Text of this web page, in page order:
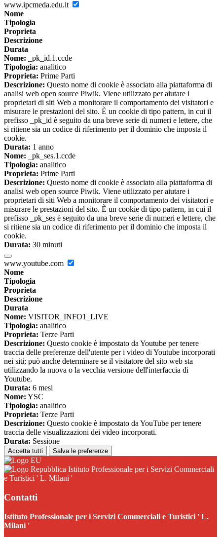
www.ipcmeda.edu.it
Nome
Tipologia
Proprieta
Descrizione
Durata
Nome: _pk_id.1.ccde
Tipologia: analitico
Proprieta: Prime Parti
Descrizione: Questo nome di cookie è associato alla piattaforma di
analisi web open source Piwik. Viene utilizzato per aiutare i
proprietari di siti Web a monitorare il comportamento dei visitatori e
misurare le prestazioni del sito. È un cookie di tipo pattern, in cui il
prefisso _pk_id è seguito da una breve serie di numeri e lettere, che
si ritiene sia un codice di riferimento per il dominio che imposta il
cookie.
Durata: 1 anno
Nome: _pk_ses.1.ccde
Tipologia: analitico
Proprieta: Prime Parti
Descrizione: Questo nome di cookie è associato alla piattaforma di
analisi web open source Piwik. Viene utilizzato per aiutare i
proprietari di siti Web a monitorare il comportamento dei visitatori e
misurare le prestazioni del sito. È un cookie di tipo pattern, in cui il
prefisso _pk_ses è seguito da una breve serie di numeri e lettere, che
si ritiene sia un codice di riferimento per il dominio che imposta il
cookie.
Durata: 30 minuti
www.youtube.com
Nome
Tipologia
Proprieta
Descrizione
Durata
Nome: VISITOR_INFO1_LIVE
Tipologia: analitico
Proprieta: Terze Parti
Descrizione: Questo cookie è impostato da Youtube per tenere
traccia delle preferenze dell'utente per i video di Youtube incorporati
nei siti; può anche determinare se il visitatore del sito web sta
utilizzando la nuova o la vecchia versione dell'interfaccia di
Youtube.
Durata: 6 mesi
Nome: YSC
Tipologia: analitico
Proprieta: Terze Parti
Descrizione: Questo cookie è impostato da YouTube per tenere
traccia delle visualizzazioni dei video incorporati.
Durata: Sessione
Accetta tutti Salva le preferenze
Istituto Professionale per i Servizi Commerciali
e Turistici ' L. Milani '
Contatti
Istituto Professionale per i Servizi Commerciali e Turistici ' L.
Milani '